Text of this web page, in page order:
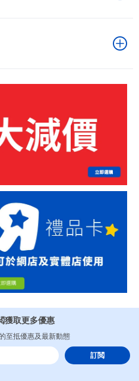
獲取更多優惠
至抵優惠及最新動態
訂閲